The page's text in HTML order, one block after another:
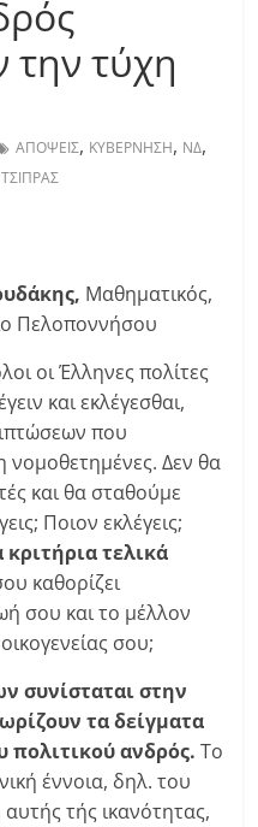
την τύχη
ΑΠΟΨΕΙΣ, ΚΥΒΕΡΝΗΣΗ, ΝΔ,
ΤΣΙΠΡΑΣ
Μαθηματικός,
Πελοποννήσου
οι Έλληνες πολίτες
και εκλέγεσθαι,
που
νομοθετημένες. Δεν θα
και θα σταθούμε
Ποιον εκλέγεις;
τελικά
καθορίζει
σου και το μέλλον
σου;
συνίσταται στην
τα δείγματα
πολιτικού ανδρός. Το
έννοια, δηλ. του
τής ικανότητας,